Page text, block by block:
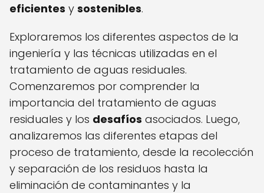
eficientes y sostenibles.
Exploraremos los diferentes aspectos de la
ingeniería y las técnicas utilizadas en el
tratamiento de aguas residuales.
Comenzaremos por comprender la
importancia del tratamiento de aguas
residuales y los desafíos asociados. Luego,
analizaremos las diferentes etapas del
proceso de tratamiento, desde la recolección
y separación de los residuos hasta la
eliminación de contaminantes y la